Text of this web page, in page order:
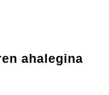
ahalegina